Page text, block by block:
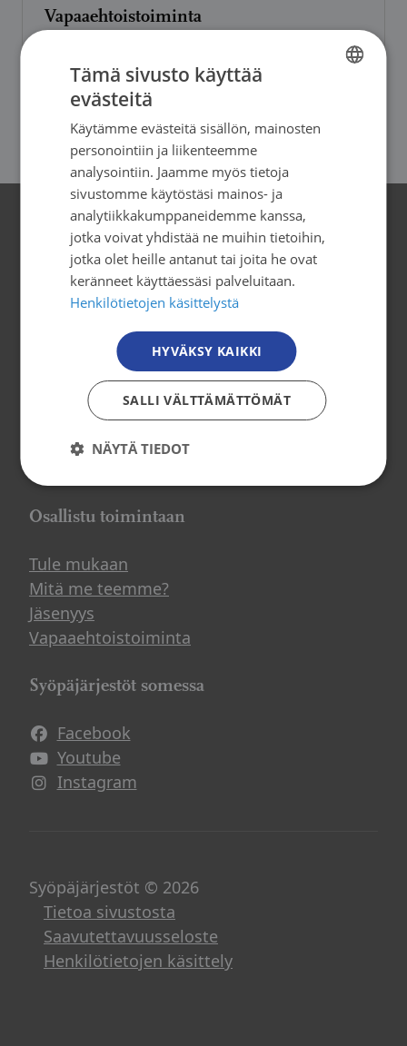
Vapaaehtoistoiminta
Yhteystiedot
Syöpäjärjestöt
Mäkelänkatu 2, 4. kerros
00500 Helsinki
puh. 09 135 331
tiedotus@cancer.fi
Tilaa uutiskirje
Osallistu toimintaan
Tule mukaan
Mitä me teemme?
Jäsenyys
Vapaaehtoistoiminta
Syöpäjärjestöt somessa
Facebook
Avautuu uuteen ikkunaan
Youtube
Avautuu uuteen ikkunaan
Instagram
Avautuu uuteen ikkunaan
Syöpäjärjestöt © 2026
Tietoa sivustosta
Saavutettavuusseloste
Henkilötietojen käsittely
FINNISH
Tämä sivusto käyttää
evästeitä
Käytämme evästeitä sisällön, mainosten
personointiin ja liikenteemme
analysointiin. Jaamme myös tietoja
sivustomme käytöstäsi mainos- ja
analytiikkakumppaneidemme kanssa,
jotka voivat yhdistää ne muihin tietoihin,
jotka olet heille antanut tai joita he ovat
keränneet käyttäessäsi palveluitaan.
Henkilötietojen käsittelystä
HYVÄKSY KAIKKI
SALLI VÄLTTÄMÄTTÖMÄT
NÄYTÄ TIEDOT